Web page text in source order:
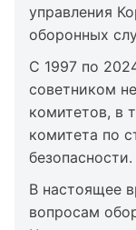
управления
оборонных
С 1997 по
советником
комитетов, в
комитета по
безопасности.
В настоящее
вопросам